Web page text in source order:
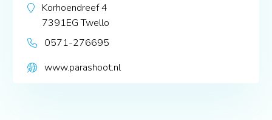
Korhoendreef 4
7391EGTwello
0571-276695
www.parashoot.nl